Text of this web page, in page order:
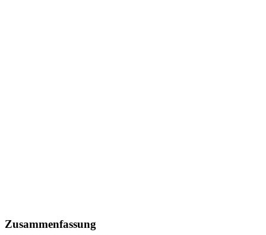
Zusammenfassung